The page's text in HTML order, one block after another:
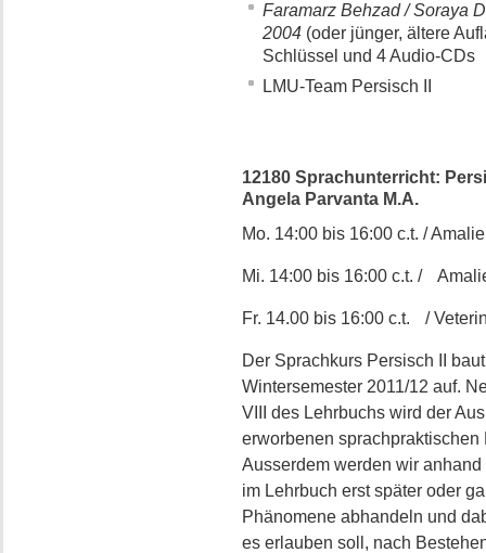
Faramarz Behzad / Soraya
2004(oder jünger, ältere
Schlüssel und 4 Audio-CDs
LMU-Team Persisch II
12180 Sprachunterricht:
Angela Parvanta M.A.
Mo. 14:00 bis 16:00 c.t. /
Mi. 14:00 bis 16:00 c.t. /
Fr. 14.00 bis 16:00 c.t. /
Der Sprachkurs Persisch II
Wintersemester 2011/12 auf.
VIII des Lehrbuchs wird der
erworbenen
Ausserdem werden wir
im Lehrbuch erst später oder
Phänomene abhandeln und
es erlauben soll, nach